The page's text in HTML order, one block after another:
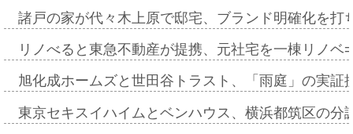
諸戸の家が代々木上原で邸宅、ブランド明確化を
リノべると東急不動産が提携、元社宅を一棟リノ
旭化成ホームズと世田谷トラスト、「雨庭」の実
東京セキスイハイムとベンハウス、横浜都筑区の